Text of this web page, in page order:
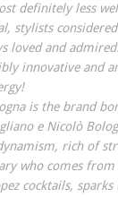
definitely less
stylists
loved and
innovative and
is the brand
e Nicolò
rich of
who comes
cocktails, sparks